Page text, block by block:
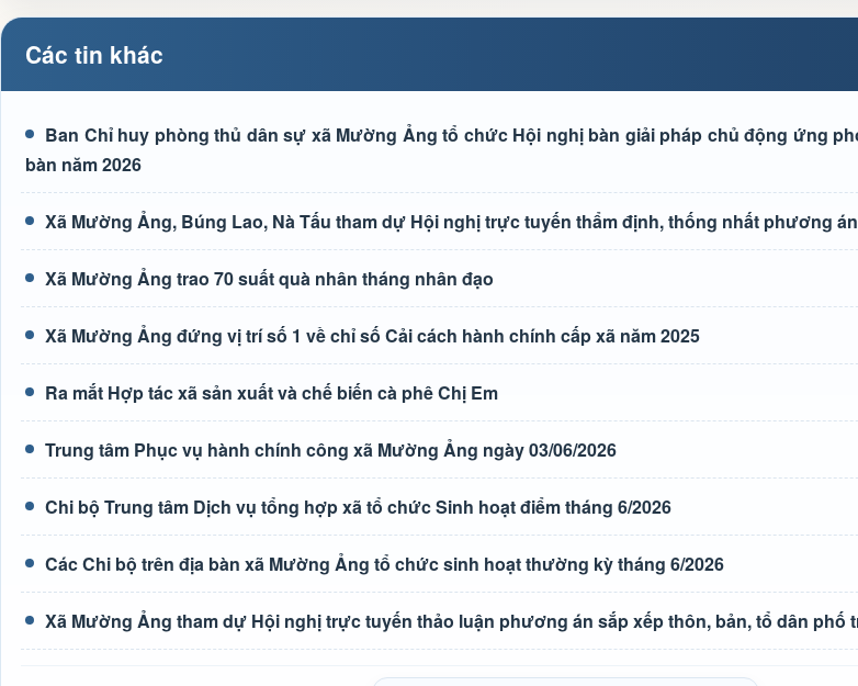
Các tin khác
Ban Chỉ huy phòng thủ dân sự xã Mường Ảng tổ chức Hội nghị bàn giải pháp chủ động ứng
bàn năm 2026
Xã Mường Ảng, Búng Lao, Nà Tấu tham dự Hội nghị trực tuyến thẩm định, thống nhất phương
Xã Mường Ảng trao 70 suất quà nhân tháng nhân đạo
Xã Mường Ảng đứng vị trí số 1 về chỉ số Cải cách hành chính cấp xã năm 2025
Ra mắt Hợp tác xã sản xuất và chế biến cà phê Chị Em
Trung tâm Phục vụ hành chính công xã Mường Ảng ngày 03/06/2026
Chi bộ Trung tâm Dịch vụ tổng hợp xã tổ chức Sinh hoạt điểm tháng 6/2026
Các Chi bộ trên địa bàn xã Mường Ảng tổ chức sinh hoạt thường kỳ tháng 6/2026
Xã Mường Ảng tham dự Hội nghị trực tuyến thảo luận phương án sắp xếp thôn, bản, tổ dân phố